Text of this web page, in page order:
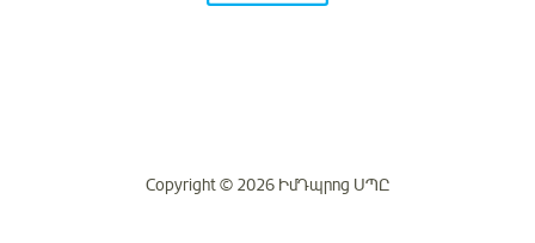
Copyright © 2026 ԻմԴպրոց ՍՊԸ